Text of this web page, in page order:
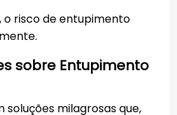
o risco de entupimento
sobre Entupimento
milagrosas que,